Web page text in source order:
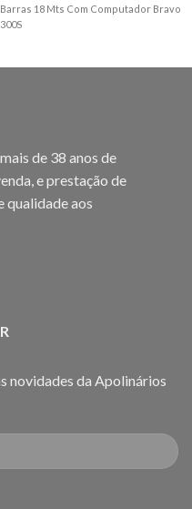
Barras 18 Mts Com Computador Bravo
300S
de 38 anos de
e prestação de
qualidade aos
novidades da Apolinários